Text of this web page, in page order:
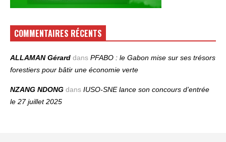
COMMENTAIRES RÉCENTS
ALLAMAN Gérard dans PFABO : le Gabon mise sur ses trésors
forestiers pour bâtir une économie verte
NZANG NDONG dans IUSO‑SNE lance son concours d’entrée
le 27 juillet 2025